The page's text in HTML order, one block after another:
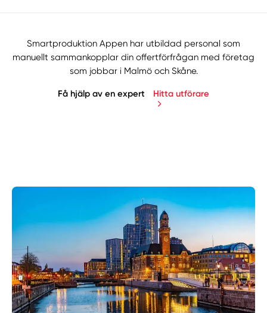
Välj tillvägagångssätt
Smartproduktion Appen har utbildad personal som
manuellt sammankopplar din offertförfrågan med företag
som jobbar i Malmö och Skåne.
Få hjälp av en expert Hitta utförare